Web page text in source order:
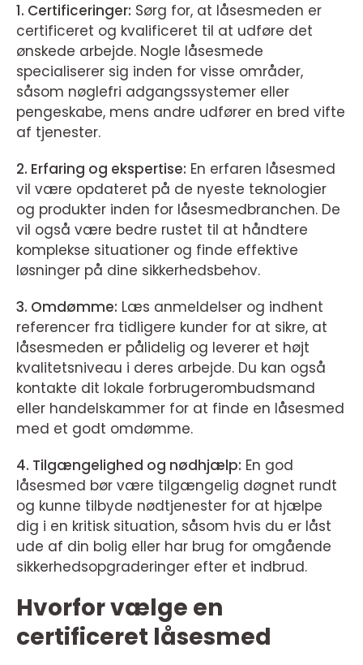
1. Certificeringer: Sørg for, at låsesmeden er
certificeret og kvalificeret til at udføre det
ønskede arbejde. Nogle låsesmede
specialiserer sig inden for visse områder,
såsom nøglefri adgangssystemer eller
pengeskabe, mens andre udfører en bred vifte
af tjenester.
2. Erfaring og ekspertise: En erfaren låsesmed
vil være opdateret på de nyeste teknologier
og produkter inden for låsesmedbranchen. De
vil også være bedre rustet til at håndtere
komplekse situationer og finde effektive
løsninger på dine sikkerhedsbehov.
3. Omdømme: Læs anmeldelser og indhent
referencer fra tidligere kunder for at sikre, at
låsesmeden er pålidelig og leverer et højt
kvalitetsniveau i deres arbejde. Du kan også
kontakte dit lokale forbrugerombudsmand
eller handelskammer for at finde en låsesmed
med et godt omdømme.
4. Tilgængelighed og nødhjælp: En god
låsesmed bør være tilgængelig døgnet rundt
og kunne tilbyde nødtjenester for at hjælpe
dig i en kritisk situation, såsom hvis du er låst
ude af din bolig eller har brug for omgående
sikkerhedsopgraderinger efter et indbrud.
Hvorfor vælge en
certificeret låsesmed